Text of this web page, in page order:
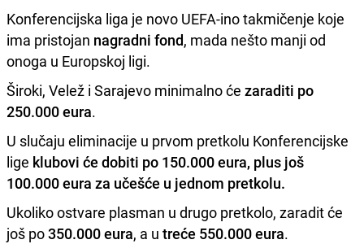
Konferencijska liga je novo UEFA-ino takmičenje koje
ima pristojan nagradni fond, mada nešto manji od
onoga u Europskoj ligi.
Široki, Velež i Sarajevo minimalno će zaraditi po
250.000 eura.
U slučaju eliminacije u prvom pretkolu Konferencijske
lige klubovi će dobiti po 150.000 eura, plus još
100.000 eura za učešće u jednom pretkolu.
Ukoliko ostvare plasman u drugo pretkolo, zaradit će
još po350.000 eura, a u treće 550.000 eura.